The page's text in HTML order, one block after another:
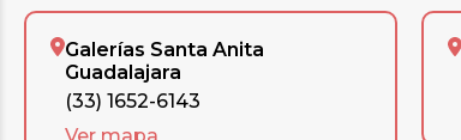
Galerías Santa Anita
Guadalajara
(33) 1652-6143